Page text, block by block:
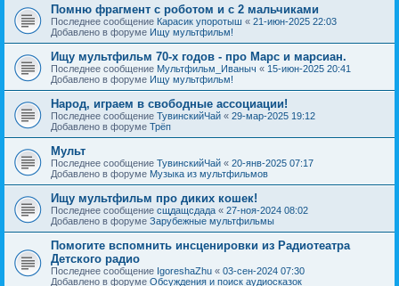
Помню фрагмент с роботом и с 2 мальчиками
Последнее сообщение Карасик упоротыш « 21-июн-2025 22:03
Добавлено в форуме Ищу мультфильм!
Ищу мультфильм 70-х годов - про Марс и марсиан.
Последнее сообщение Мультфильм_Иваныч « 15-июн-2025 20:41
Добавлено в форуме Ищу мультфильм!
Народ, играем в свободные ассоциации!
Последнее сообщение ТувинскийЧай « 29-мар-2025 19:12
Добавлено в форуме Трёп
Мульт
Последнее сообщение ТувинскийЧай « 20-янв-2025 07:17
Добавлено в форуме Музыка из мультфильмов
Ищу мультфильм про диких кошек!
Последнее сообщение сщдащсдада « 27-ноя-2024 08:02
Добавлено в форуме Зарубежные мультфильмы
Помогите вспомнить инсценировки из Радиотеатра
Детского радио
Последнее сообщение IgoreshaZhu « 03-сен-2024 07:30
Добавлено в форуме Обсуждения и поиск аудиосказок